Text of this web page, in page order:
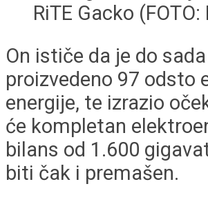
RiTE Gacko
On ističe da je do sada
proizvedeno 97 odsto
energije, te izrazio
će kompletan
bilans od 1.600
biti čak i premašen.